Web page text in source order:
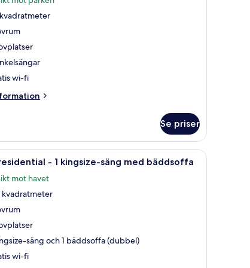
wi-fi
Se priser
en vas med blommor.
ett skrivbord och utsikt över staden.Ett hotellrum med en stor säng, en TV, ett
- 1 kingsize-säng med bäddsoffa
mot havet
kvadratmeter
säng och 1 bäddsoffa (dubbel)
wi-fi